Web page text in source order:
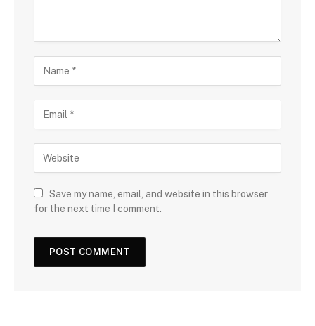
Save my name, email, and website in this browser
for the next time I comment.